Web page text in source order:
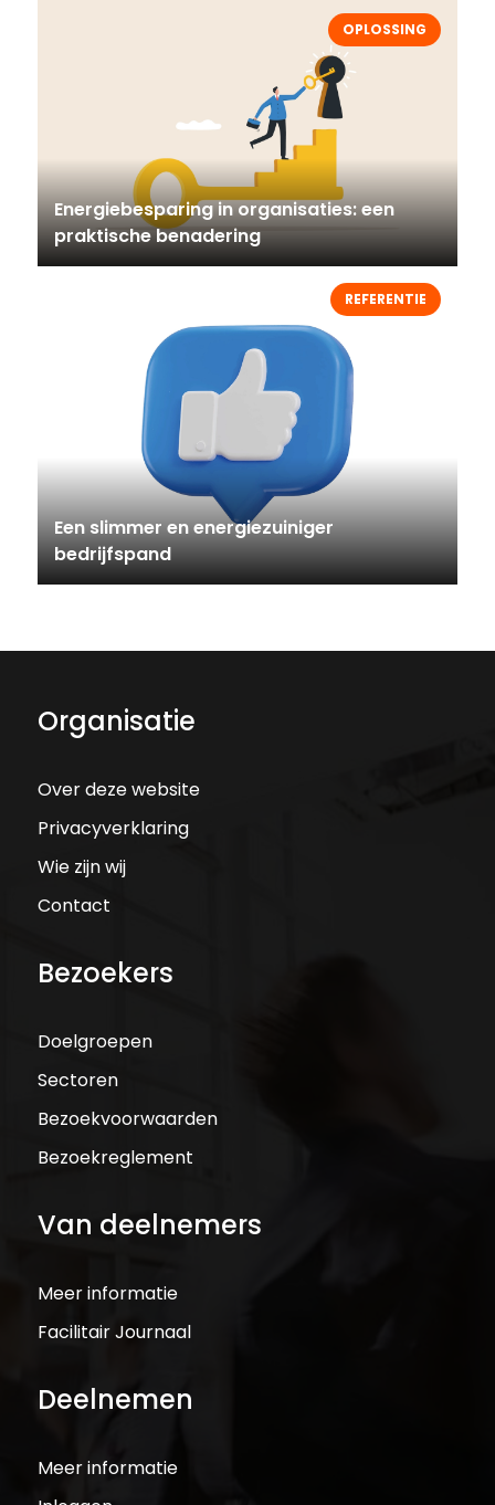
OPLOSSING
Energiebesparing in organisaties: een
praktische benadering
REFERENTIE
Een slimmer en energiezuiniger
bedrijfspand
Organisatie
Over deze website
Privacyverklaring
Wie zijn wij
Contact
Bezoekers
Doelgroepen
Sectoren
Bezoekvoorwaarden
Bezoekreglement
Van deelnemers
Meer informatie
Facilitair Journaal
Deelnemen
Meer informatie